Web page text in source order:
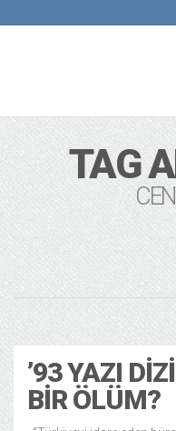
TAG
’93 YAZI
BIR ÖLÜM?